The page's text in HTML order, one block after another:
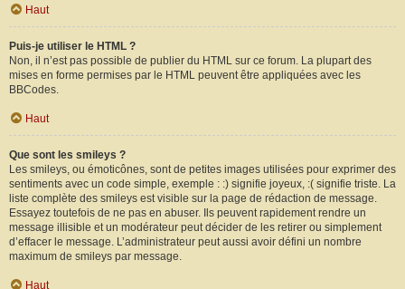
Haut
Puis-je utiliser le HTML ?
Non, il n’est pas possible de publier du HTML sur ce forum. La plupart des
mises en forme permises par le HTML peuvent être appliquées avec les
BBCodes.
Haut
Que sont les smileys ?
Les smileys, ou émoticônes, sont de petites images utilisées pour exprimer des
sentiments avec un code simple, exemple : :) signifie joyeux, :( signifie triste. La
liste complète des smileys est visible sur la page de rédaction de message.
Essayez toutefois de ne pas en abuser. Ils peuvent rapidement rendre un
message illisible et un modérateur peut décider de les retirer ou simplement
d’effacer le message. L’administrateur peut aussi avoir défini un nombre
maximum de smileys par message.
Haut